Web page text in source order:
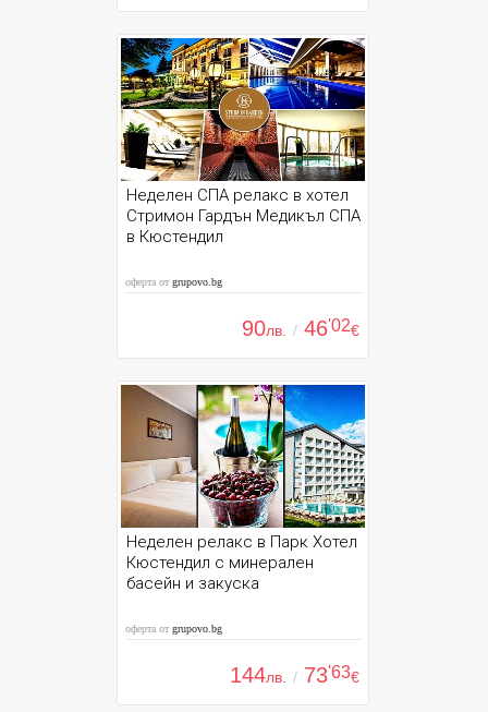
Неделен СПА релакс в хотел
Стримон Гардън Медикъл СПА
в Кюстендил
оферта отgrupovo.bg
90лв. / 46'02€
Неделен релакс в Парк Хотел
Кюстендил с минерален
басейн и закуска
оферта отgrupovo.bg
144лв. / 73'63€